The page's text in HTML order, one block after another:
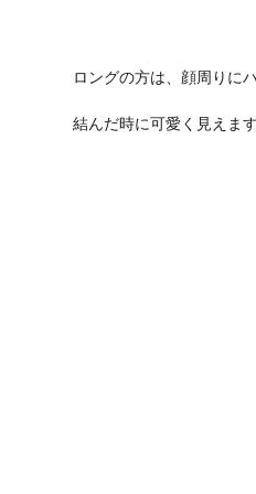
ロングの方は、顔周りに
結んだ時に可愛く見えます